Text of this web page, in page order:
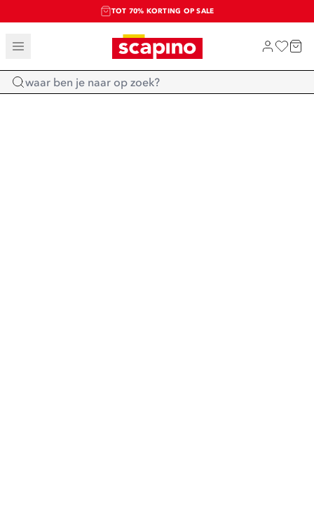
TOT 70% KORTING OP SALE
SALE: LAATSTE KANS!
SHOP NIEUW
Home